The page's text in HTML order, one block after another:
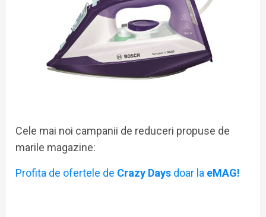
Cele mai noi campanii de reduceri propuse de
marile magazine:
Profita de ofertele de Crazy Days doar la eMAG!